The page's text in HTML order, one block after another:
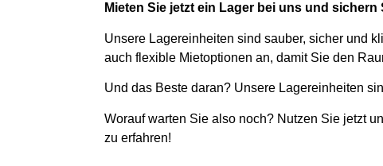
Mieten Sie jetzt ein Lager bei uns und
Unsere Lagereinheiten sind sauber, sicher und
auch flexible Mietoptionen an, damit Sie den
Und das Beste daran? Unsere Lagereinheiten
Worauf warten Sie also noch? Nutzen Sie jetzt
zu erfahren!